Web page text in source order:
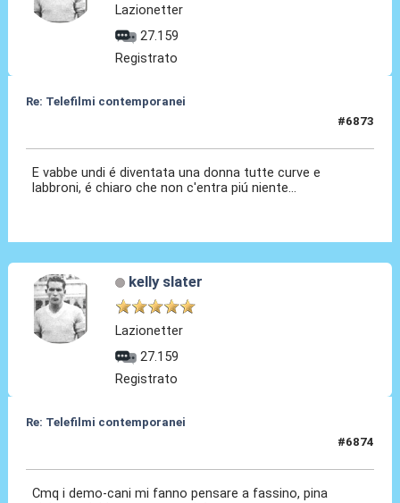
Lazionetter
27.159
Registrato
Re: Telefilmi contemporanei
#6873
E vabbe undi é diventata una donna tutte curve e
labbroni, é chiaro che non c'entra piú niente...
kelly slater
Lazionetter
27.159
Registrato
Re: Telefilmi contemporanei
#6874
Cmq i demo-cani mi fanno pensare a fassino, pina